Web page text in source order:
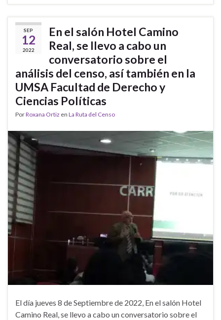
SEP
12
2022
En el salón Hotel Camino
Real, se llevo a cabo un
conversatorio sobre el
análisis del censo, así también en la
UMSA Facultad de Derecho y
Ciencias Políticas
PorRoxana Ortiz en La Ruta del Censo
El día jueves 8 de Septiembre de 2022, En el salón Hotel
Camino Real, se llevo a cabo un conversatorio sobre el